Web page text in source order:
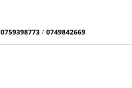
0759398773 / 0749842669